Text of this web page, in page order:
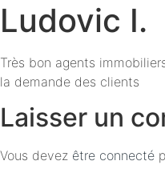
Ludovic I.
Très bon agents
la demande des clients
Laisser un
Vous devez être connecté